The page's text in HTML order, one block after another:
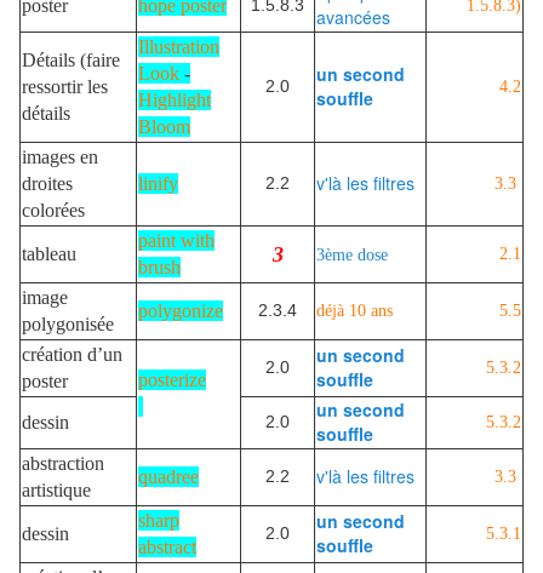
poster hope poster 1.5.8.3
avancées
1.5.8.3)
Détails (faire
ressortir les
détails
Illustration
Look -
Highlight
Bloom
2.0
un second
souffle
4.2
images en
droites
colorées
linify 2.2 v'là les filtres 3.3
tableau
paint with
brush
3 3ème dose 2.1
image
polygonisée
polygonize 2.3.4 déjà 10 ans 5.5
création d’un
poster
posterize
2.0
un second
souffle
5.3.2
dessin 2.0
un second
souffle
5.3.2
abstraction
artistique
quadree 2.2 v'là les filtres 3.3
dessin
sharp
abstract
2.0
un second
souffle
5.3.1